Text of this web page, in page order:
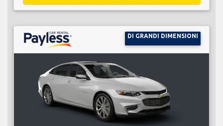
DI GRANDI DIMENSIONI